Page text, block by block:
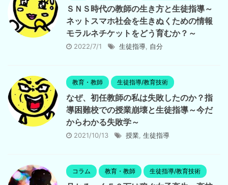
ＳＮＳ時代の教師の生き方と生徒指導～
ネットスマホ社会を生きぬくための情報
モラルネチケットをどう育むか？～
2022/7/1 生徒指導 自分
教育・教師 生徒指導/教育技術
なぜ、初任教師の私は失敗したのか？指
導困難校での授業崩壊と生徒指導～今だ
からわかる失敗学～
2021/10/13 授業 生徒指導
コラム 教育・教師 生徒指導/教育技術